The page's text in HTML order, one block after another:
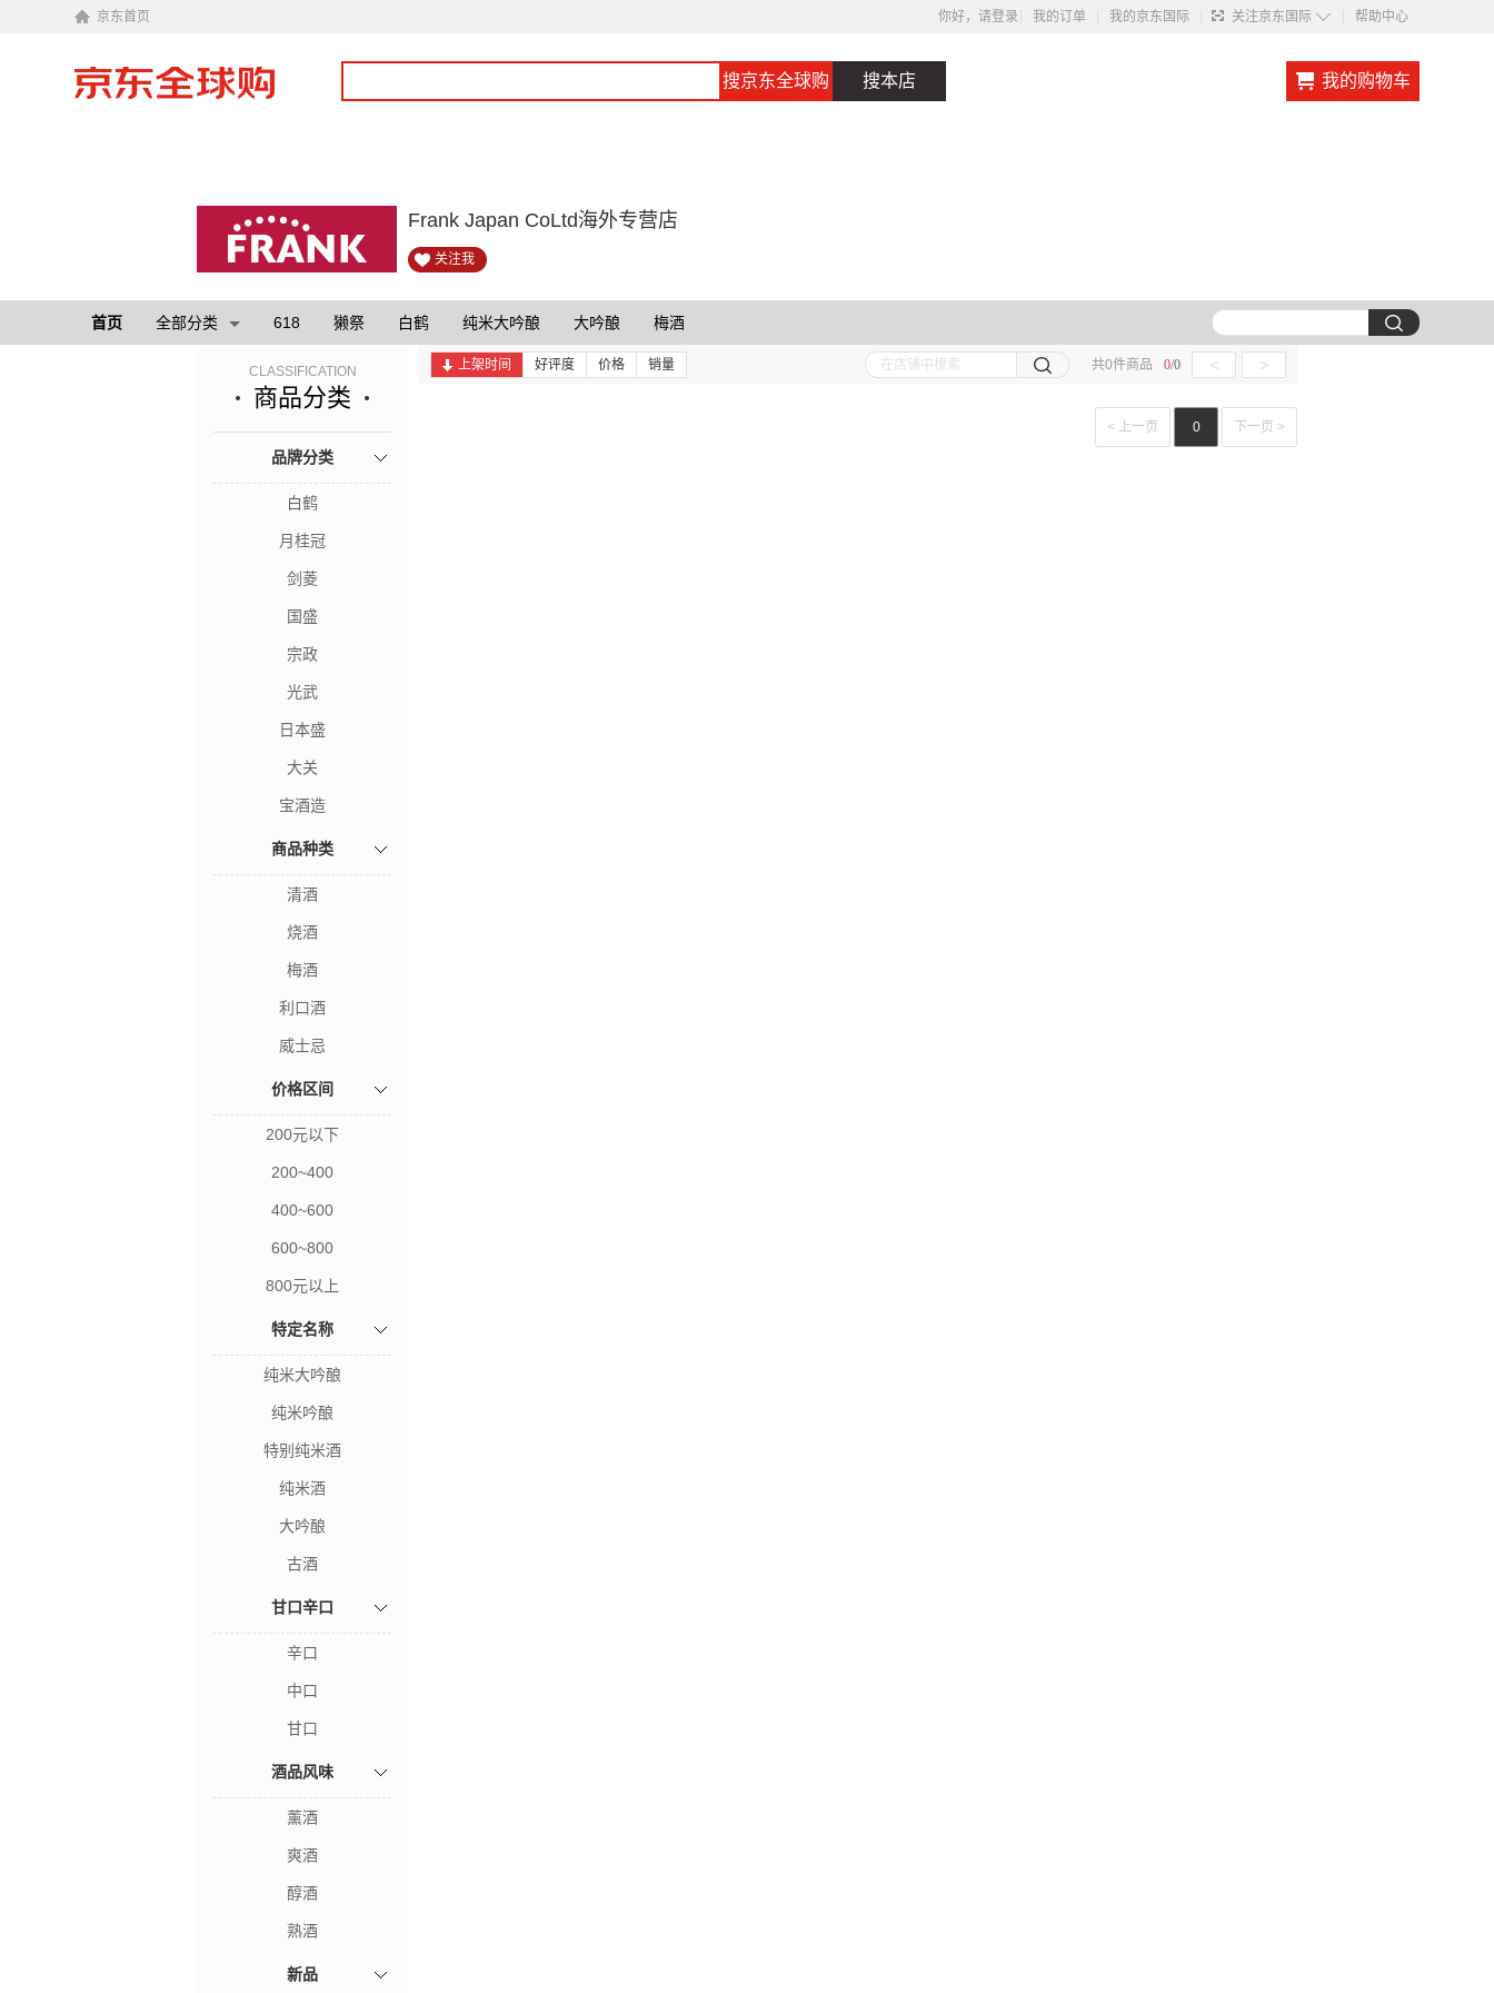
京东首页 你好，请登录 我的订单 我的京东国际 关注京东国际 ◇ 帮助中心
搜京东全球购 搜本店 我的购物车
Frank Japan CoLtd海外专营店
关注我
首页 全部分类 618 獭祭 白鹤 纯米大吟酿 大吟酿 梅酒
CLASSIFICATION
商品分类
品牌分类
白鹤
月桂冠
剑菱
国盛
宗政
光武
日本盛
大关
宝酒造
商品种类
清酒
烧酒
梅酒
利口酒
威士忌
价格区间
200元以下
200~400
400~600
600~800
800元以上
特定名称
纯米大吟酿
纯米吟酿
特别纯米酒
纯米酒
大吟酿
古酒
甘口辛口
辛口
中口
甘口
酒品风味
薰酒
爽酒
醇酒
熟酒
新品
上架时间 好评度 价格 销量 0/0 < >
共0件商品
< 上一页 0 下一页 >